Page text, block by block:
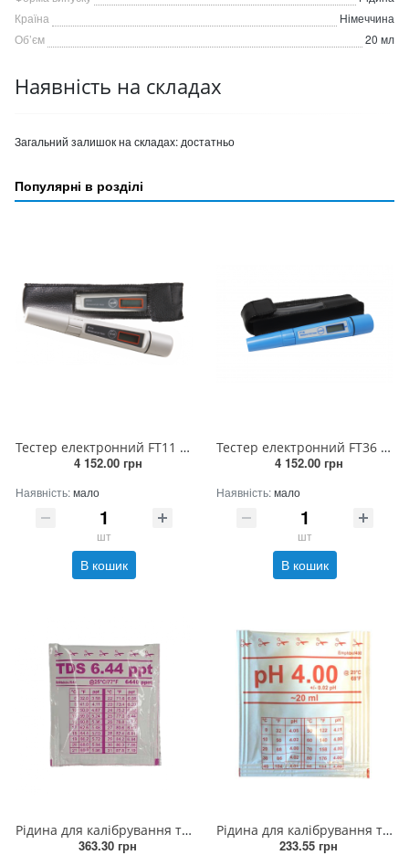
Країна
Німеччина
Об’єм
20 мл
Наявність на складах
Загальний залишок на складах: достатньо
Популярні в розділі
Тестер електронний FT11 pH (0.0-14.0)
4 152.00 грн
Наявність:мало
шт
В кошик
Тестер електронний FT36 TDS (0.0-10000 ppm) мінерали та солі
4 152.00 грн
Наявність:мало
шт
В кошик
Рідина для калібрування тестера FT36 TDS 6.44ppt 20мл
363.30 грн
Рідина для калібрування тестера FT11, 7011 pH 4 (20мл)
233.55 грн